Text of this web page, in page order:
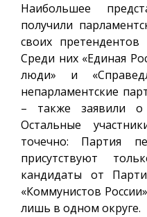
Наибольшее
получили
своих претендентов
Среди них «Единая
люди» и
непарламентские
– также заявили
Остальные
точечно: Партия
присутствуют
кандидаты от
«Коммунистов
лишь в одном округе.